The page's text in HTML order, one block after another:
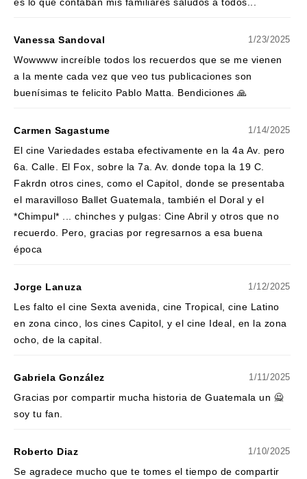
es lo que contaban mis familiares saludos a todos...
Vanessa Sandoval 1/23/2025
Wowwww increíble todos los recuerdos que se me vienen
a la mente cada vez que veo tus publicaciones son
buenísimas te felicito Pablo Matta. Bendiciones 🙏
Carmen Sagastume 1/14/2025
El cine Variedades estaba efectivamente en la 4a Av. pero
6a. Calle. El Fox, sobre la 7a. Av. donde topa la 19 C.
Fakrdn otros cines, como el Capitol, donde se presentaba
el maravilloso Ballet Guatemala, también el Doral y el
*Chimpul* ... chinches y pulgas: Cine Abril y otros que no
recuerdo. Pero, gracias por regresarnos a esa buena
época
Jorge Lanuza 1/12/2025
Les falto el cine Sexta avenida, cine Tropical, cine Latino
en zona cinco, los cines Capitol, y el cine Ideal, en la zona
ocho, de la capital.
Gabriela González 1/11/2025
Gracias por compartir mucha historia de Guatemala un 🙅
soy tu fan.
Roberto Diaz 1/10/2025
Se agradece mucho que te tomes el tiempo de compartir